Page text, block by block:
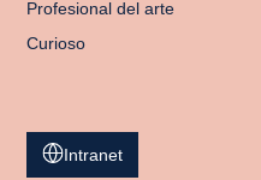
Profesional del arte
Curioso
Intranet